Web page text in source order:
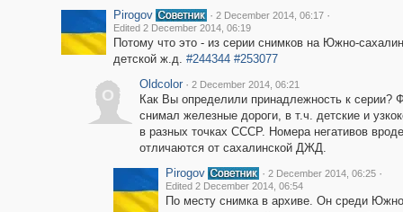
Pirogov
· 2 December 2014, 06:17 ·
Edited 2 December 2014, 06:19
Потому что это - из серии снимков на Южно-
детской ж.д. #244344 #253077
O
Oldcolor · 2 December 2014, 06:21
Как Вы определили принадлежность к серии?
снимал железные дороги, в т.ч. детские и
в разных точках СССР. Номера негативов
отличаются от сахалинской ДЖД.
Pirogov
· 2 December 2014, 06:25 ·
Edited 2 December 2014, 06:54
По месту снимка в архиве. Он среди